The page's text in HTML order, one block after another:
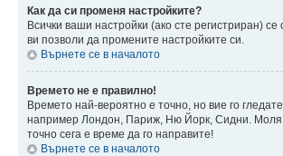
Как да си променя настройките?
Всички ваши настройки (ако сте регистриран)
ви позволи да промените настройките си.
Върнете се в началото
Времето не е правилно!
Времето най-вероятно е точно, но вие го
например Лондон, Париж, Ню Йорк, Сидни. Моля
точно сега е време да го направите!
Върнете се в началото